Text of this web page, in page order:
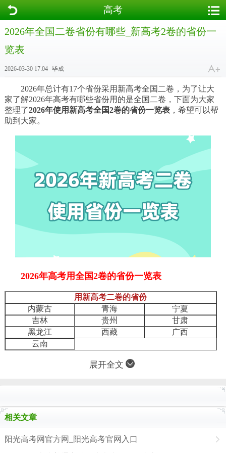
高考
2026年全国二卷省份有哪些_新高考2卷的省份一
览表
2026-03-30 17:04 毕成
2026年总计有17个省份采用新高考全国二卷，为了让大
家了解2026年高考有哪些省份用的是全国二卷，下面为大家
整理了2026年使用新高考全国2卷的省份一览表，希望可以帮
助到大家。
2026年高考用全国2卷的省份一览表
用新高考二卷的省份
内蒙古
青海
宁夏
吉林
贵州
甘肃
黑龙江
西藏
广西
云南
展开全文
相关文章
阳光高考网官方网_阳光高考官网入口